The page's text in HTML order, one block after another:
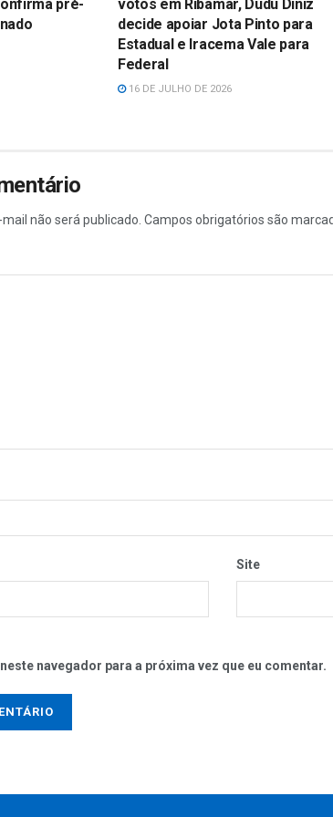
pré-
votos em Ribamar, Dudu Diniz
decide apoiar Jota Pinto para
Estadual e Iracema Vale para
Federal
16 DE JULHO DE 2026
não será publicado. Campos obrigatórios são
Site
navegador para a próxima vez que eu comentar.